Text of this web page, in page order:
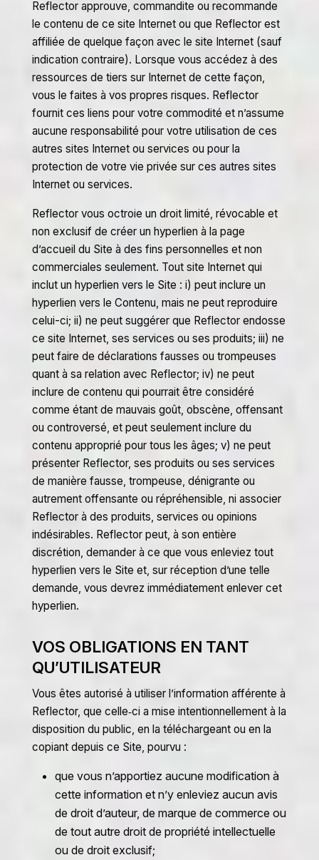
Reflector approuve, commandite ou recommande
le contenu de ce site Internet ou que Reflector est
affiliée de quelque façon avec le site Internet (sauf
indication contraire). Lorsque vous accédez à des
ressources de tiers sur Internet de cette façon,
vous le faites à vos propres risques. Reflector
fournit ces liens pour votre commodité et n’assume
aucune responsabilité pour votre utilisation de ces
autres sites Internet ou services ou pour la
protection de votre vie privée sur ces autres sites
Internet ou services.
Reflector vous octroie un droit limité, révocable et
non exclusif de créer un hyperlien à la page
d’accueil du Site à des fins personnelles et non
commerciales seulement. Tout site Internet qui
inclut un hyperlien vers le Site : i) peut inclure un
hyperlien vers le Contenu, mais ne peut reproduire
celui-ci; ii) ne peut suggérer que Reflector endosse
ce site Internet, ses services ou ses produits; iii) ne
peut faire de déclarations fausses ou trompeuses
quant à sa relation avec Reflector; iv) ne peut
inclure de contenu qui pourrait être considéré
comme étant de mauvais goût, obscène, offensant
ou controversé, et peut seulement inclure du
contenu approprié pour tous les âges; v) ne peut
présenter Reflector, ses produits ou ses services
de manière fausse, trompeuse, dénigrante ou
autrement offensante ou répréhensible, ni associer
Reflector à des produits, services ou opinions
indésirables. Reflector peut, à son entière
discrétion, demander à ce que vous enleviez tout
hyperlien vers le Site et, sur réception d’une telle
demande, vous devrez immédiatement enlever cet
hyperlien.
VOS OBLIGATIONS EN TANT
QU’UTILISATEUR
Vous êtes autorisé à utiliser l’information afférente à
Reflector, que celle‑ci a mise intentionnellement à la
disposition du public, en la téléchargeant ou en la
copiant depuis ce Site, pourvu :
que vous n’apportiez aucune modification à
cette information et n’y enleviez aucun avis
de droit d’auteur, de marque de commerce ou
de tout autre droit de propriété intellectuelle
ou de droit exclusif;